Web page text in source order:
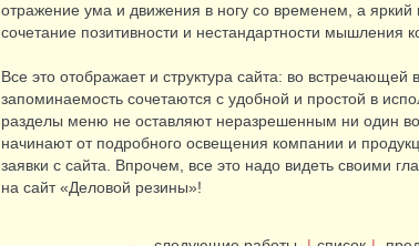
отражение ума и движения в ногу со временем, а яркий
сочетание позитивности и нестандартности мышления
Все это отображает и структура сайта: во встречающей
запоминаемость сочетаются с удобной и простой в
разделы меню не оставляют неразрешенным ни один
начинают от подробного освещения компании и
заявки с сайта. Впрочем, все это надо видеть своими
на сайт «Деловой резины»!